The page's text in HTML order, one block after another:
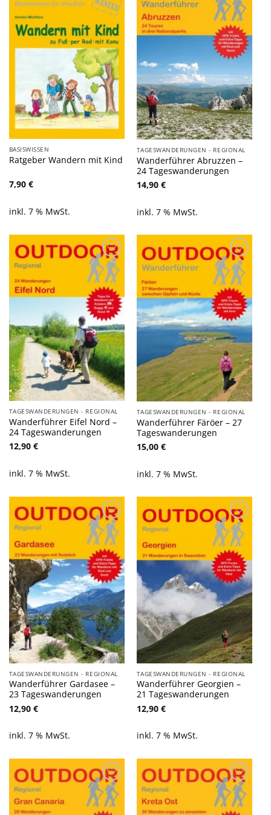
Zu
Wunschliste
hinzufügen
BASISWISSEN
Ratgeber Wandern mit Kind
7,90 €
inkl. 7 % MwSt.
Zu
Wunschliste
hinzufügen
TAGESWANDERUNGEN - REGIONAL
Wanderführer Abruzzen –
24 Tageswanderungen
14,90 €
inkl. 7 % MwSt.
Zu
Wunschliste
hinzufügen
TAGESWANDERUNGEN - REGIONAL
Wanderführer Eifel Nord –
24 Tageswanderungen
12,90 €
inkl. 7 % MwSt.
Zu
Wunschliste
hinzufügen
TAGESWANDERUNGEN - REGIONAL
Wanderführer Färöer – 27
Tageswanderungen
15,00 €
inkl. 7 % MwSt.
Zu
Wunschliste
hinzufügen
TAGESWANDERUNGEN - REGIONAL
Wanderführer Gardasee –
23 Tageswanderungen
12,90 €
inkl. 7 % MwSt.
Zu
Wunschliste
hinzufügen
TAGESWANDERUNGEN - REGIONAL
Wanderführer Georgien –
21 Tageswanderungen
12,90 €
inkl. 7 % MwSt.
Zu
Wunschliste
hinzufügen
Zu
Wunschliste
hinzufügen